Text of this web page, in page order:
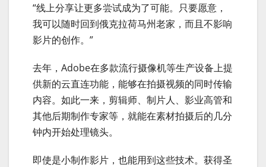
“线上分享让更多尝试成为了可能。只要愿意，
我可以随时回到俄克拉荷马州老家，而且不影响
影片的创作。”
去年，Adobe在多款流行摄像机等生产设备上提
供新的云直连功能，能够在拍摄视频的同时传输
内容。如此一来，剪辑师、制片人、影业高管和
其他后期制作专家等，就能在素材拍摄后的几分
钟内开始处理镜头。
即使是小制作影片，也能用到这些技术。获得圣